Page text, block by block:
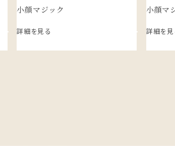
小顔マジック
詳細を見る
小顔マ
詳細を見